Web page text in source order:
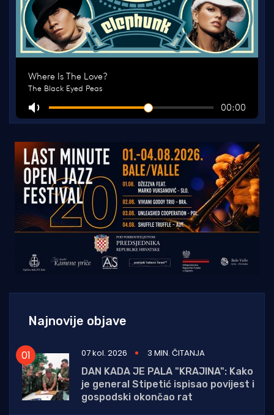
Najnovije objave
07 kol. 2026
3 MIN. ČITANJA
DAN KADA JE PALA "KRAJINA": Kako
je general Stipetić ispisao povijest i
gospodski okončao rat